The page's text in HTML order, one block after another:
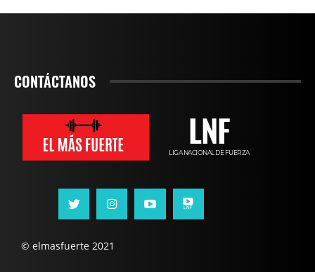
CONTÁCTANOS
LNF
LIGA NACIONAL DE FUERZA
© elmasfuerte 2021